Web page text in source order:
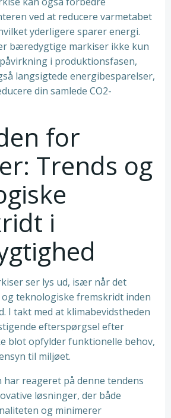
ved at reducere varmetabet
yderligere sparer energi.
bæredygtige markiser ikke kun
i produktionsfasen,
langsigtede energibesparelser,
din samlede CO2-
for
Trends og
i
ser lys ud, især når det
teknologiske fremskridt inden
I takt med at klimabevidstheden
efterspørgsel efter
blot opfylder funktionelle behov,
til miljøet.
reageret på denne tendens
løsninger, der både
og minimerer